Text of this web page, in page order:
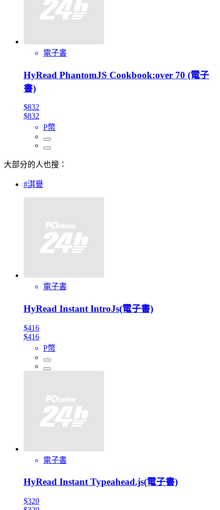
電子書
HyRead PhantomJS Cookbook:over 70 (電子
書)
$832
$832
P幣
大部分的人也搜：
#淇譽
電子書
HyRead Instant IntroJs(電子書)
$416
$416
P幣
電子書
HyRead Instant Typeahead.js(電子書)
$320